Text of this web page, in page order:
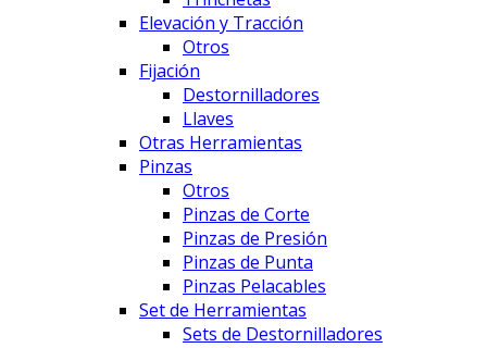
Elevación y Tracción
Otros
Fijación
Destornilladores
Llaves
Otras Herramientas
Pinzas
Otros
Pinzas de Corte
Pinzas de Presión
Pinzas de Punta
Pinzas Pelacables
Set de Herramientas
Sets de Destornilladores